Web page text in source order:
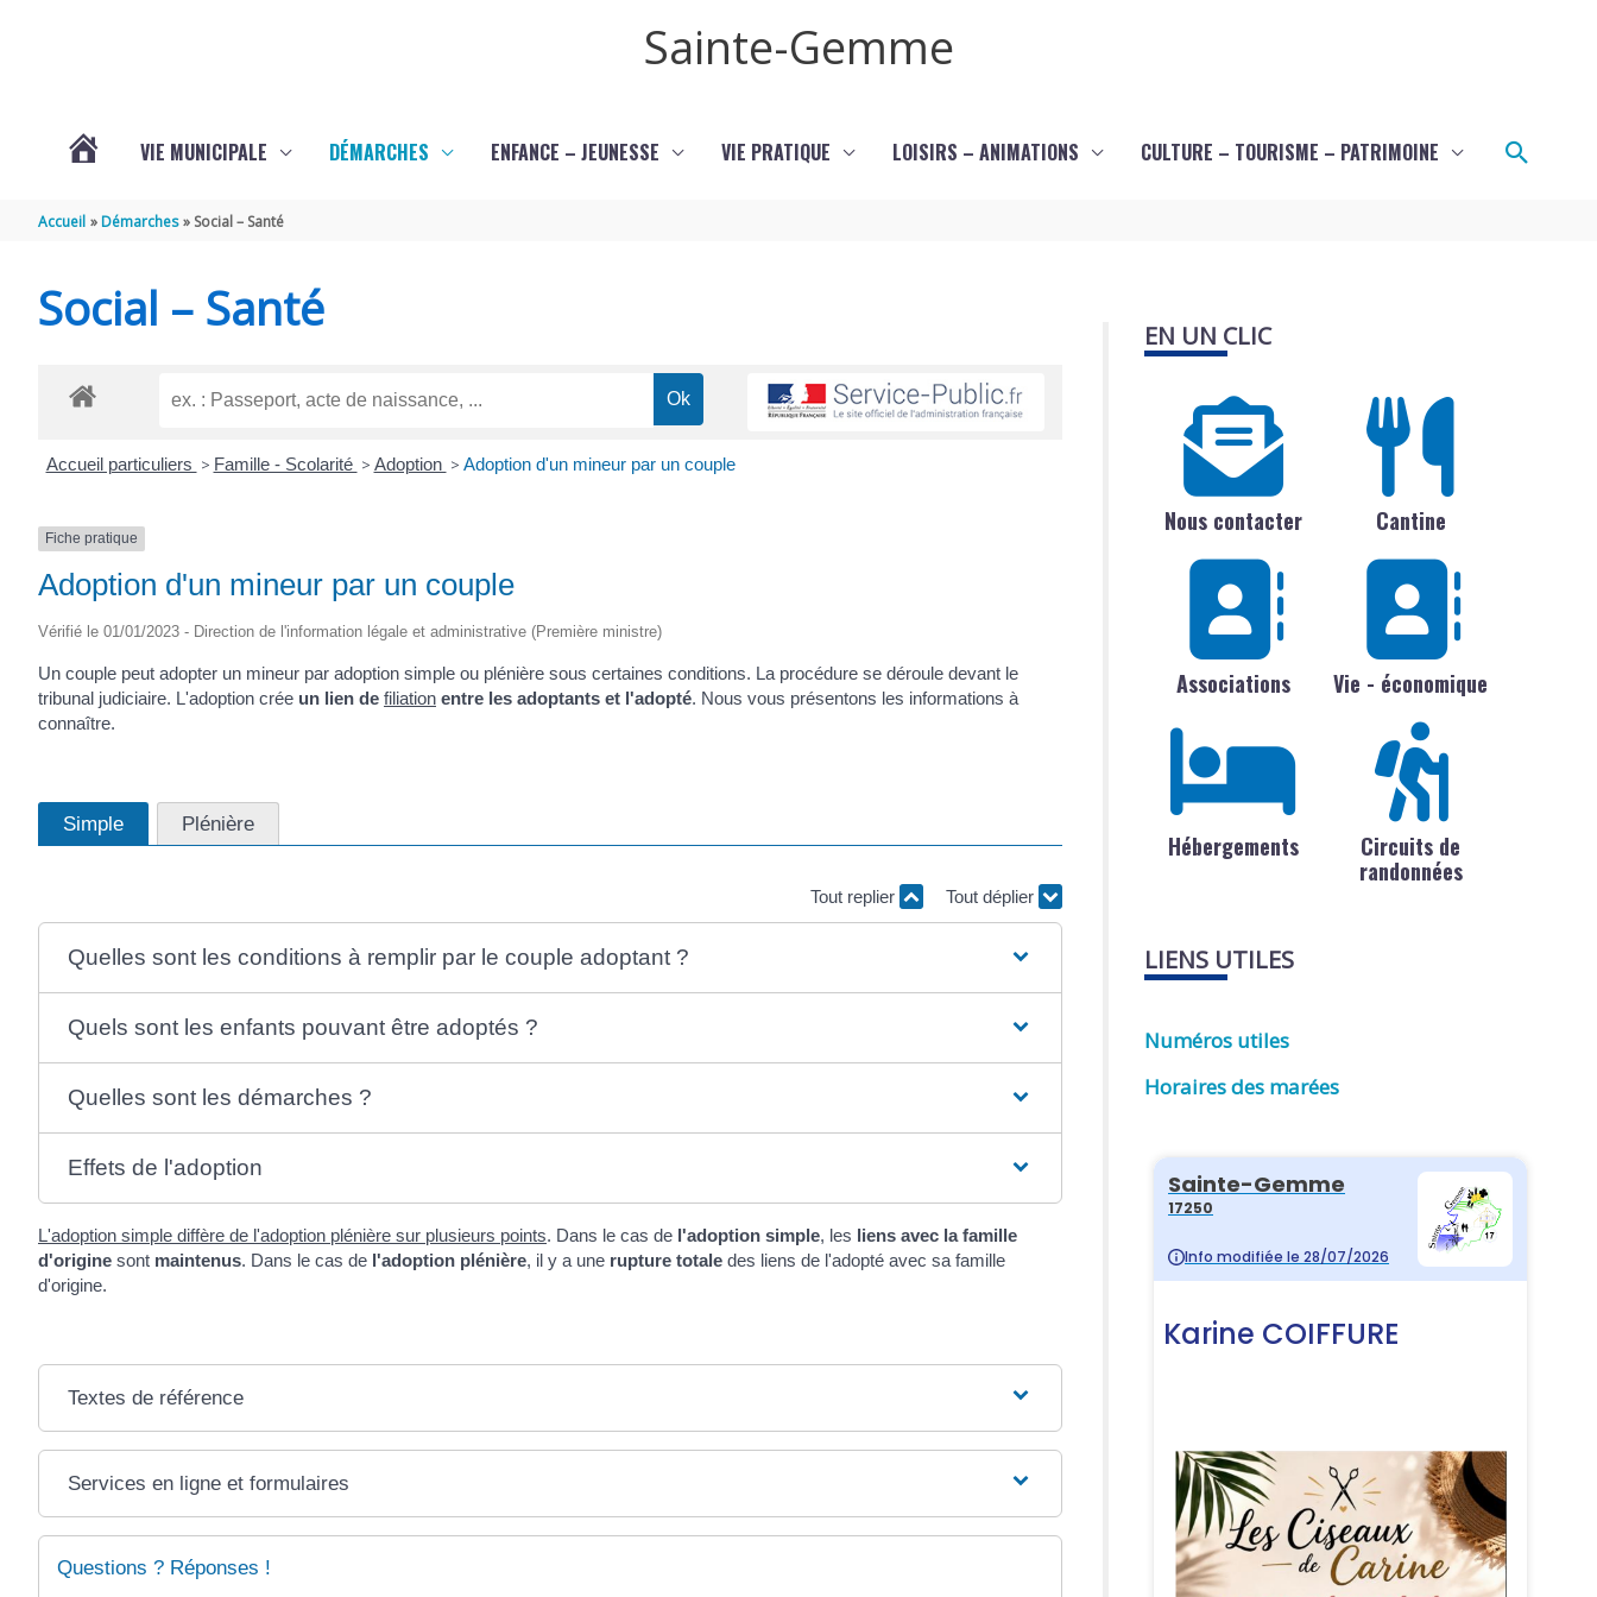
Sainte-Gemme
GEMME
VIE MUNICIPALE DÉMARCHES ENFANCE – JEUNESSE VIE PRATIQUE LOISIRS – ANIMATIONS CULTURE – TOURISME – PATRIMOINE
Accueil Démarches Social – Santé
Social – Santé
Accueil particuliers > Famille - Scolarité > Adoption > Adoption d'un mineur par un couple
Fiche pratique
Adoption d'un mineur par un couple
Vérifié le 01/01/2023 - Direction de l'information légale et administrative (Première ministre)
Un couple peut adopter un mineur par adoption simple ou plénière sous certaines conditions. La procédure se déroule devant le
tribunal judiciaire. L'adoption crée un lien de filiation entre les adoptants et l'adopté. Nous vous présentons les informations à
connaître.
Simple Plénière
Tout replier Tout déplier
Quelles sont les conditions à remplir par le couple adoptant ?
Quels sont les enfants pouvant être adoptés ?
Quelles sont les démarches ?
Effets de l'adoption
L'adoption simple diffère de l'adoption plénière sur plusieurs points. Dans le cas de l'adoption simple, les liens avec la famille
d'origine sont maintenus. Dans le cas de l'adoption plénière, il y a une rupture totale des liens de l'adopté avec sa famille
d'origine.
Textes de référence
Services en ligne et formulaires
Questions ? Réponses !
EN UN CLIC
Nous contacter Cantine
Associations Vie - économique
Hébergements
Circuits de
randonnées
LIENS UTILES
Numéros utiles
Horaires des marées